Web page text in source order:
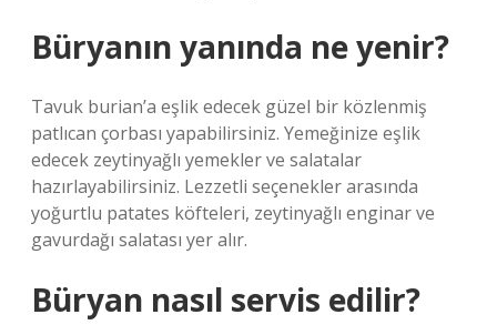
Büryanın yanında ne yenir?
Tavuk burian’a eşlik edecek güzel bir közlenmiş
patlıcan çorbası yapabilirsiniz. Yemeğinize eşlik
edecek zeytinyağlı yemekler ve salatalar
hazırlayabilirsiniz. Lezzetli seçenekler arasında
yoğurtlu patates köfteleri, zeytinyağlı enginar ve
gavurdağı salatası yer alır.
Büryan nasıl servis edilir?